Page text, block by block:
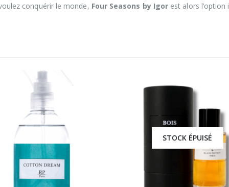
conquérir le monde, Four Seasons by Igor est alors l’option
STOCK ÉPUISÉ